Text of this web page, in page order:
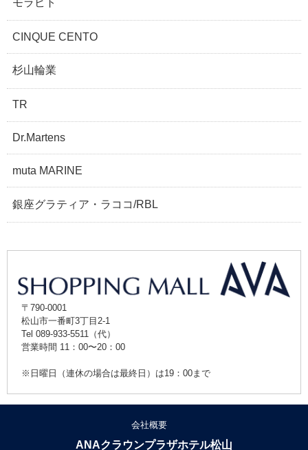
CINQUE CENTO
杉山輪業
TR
Dr.Martens
muta MARINE
銀座グラティア・ラココ/RBL
〒790-0001
松山市一番町3丁目2-1
Tel 089-933-5511（代）
営業時間 11：00〜20：00
※日曜日（連休の場合は最終日）は19：00まで
会社概要
ANAクラウンプラザホテル松山